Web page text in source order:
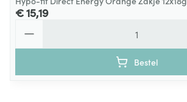
€ 15,19
Bestel